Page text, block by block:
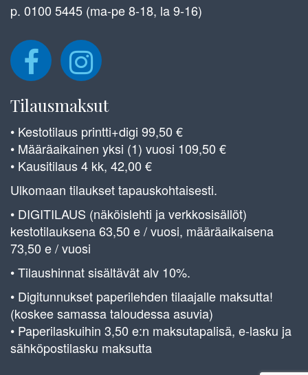
p. 0100 5445 (ma-pe 8-18, la 9-16)
Tilausmaksut
• Kestotilaus printti+digi 99,50 €
• Määräaikainen yksi (1) vuosi 109,50 €
• Kausitilaus 4 kk, 42,00 €
Ulkomaan tilaukset tapauskohtaisesti.
• DIGITILAUS (näköislehti ja verkkosisällöt)
kestotilauksena 63,50 e / vuosi, määräaikaisena
73,50 e / vuosi
• Tilaushinnat sisältävät alv 10%.
• Digitunnukset paperilehden tilaajalle maksutta!
(koskee samassa taloudessa asuvia)
• Paperilaskuihin 3,50 e:n maksutapalisä, e-lasku ja
sähköpostilasku maksutta